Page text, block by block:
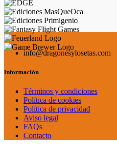
info@dragonesylosetas.com
Información
Términos y condiciones
Política de cookies
Política de privacidad
Aviso legal
FAQs
Contacto